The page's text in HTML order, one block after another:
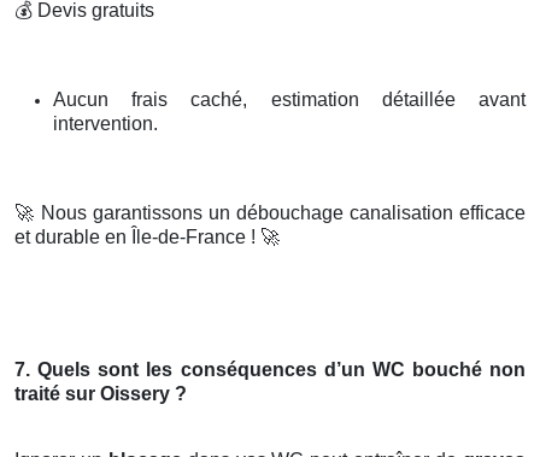
💰 Devis gratuits
Aucun frais caché, estimation détaillée avant
intervention.
🚀 Nous garantissons un débouchage canalisation efficace
et durable en Île-de-France ! 🚀
7. Quels sont les conséquences d’un WC bouché non
traité sur Oissery ?